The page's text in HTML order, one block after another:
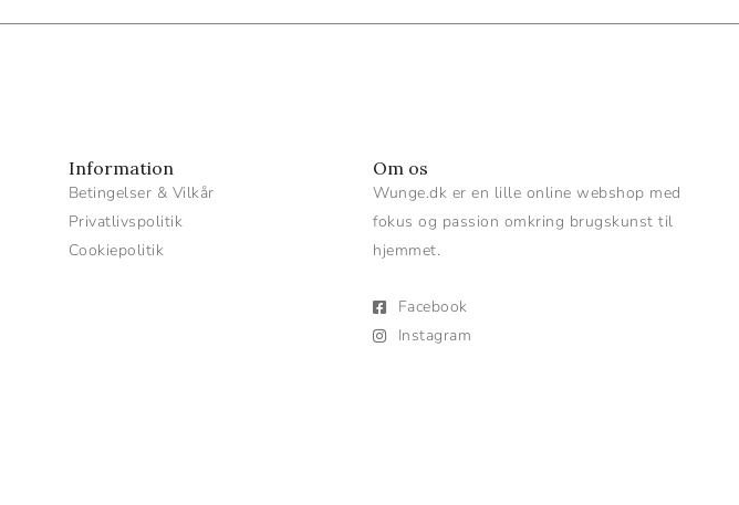
Information
Betingelser & Vilkår
Privatlivspolitik
Cookiepolitik
Om os
Wunge.dk er en lille online webshop med
fokus og passion omkring brugskunst til
hjemmet.
Facebook
Instagram